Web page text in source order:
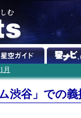
月
渋谷」での